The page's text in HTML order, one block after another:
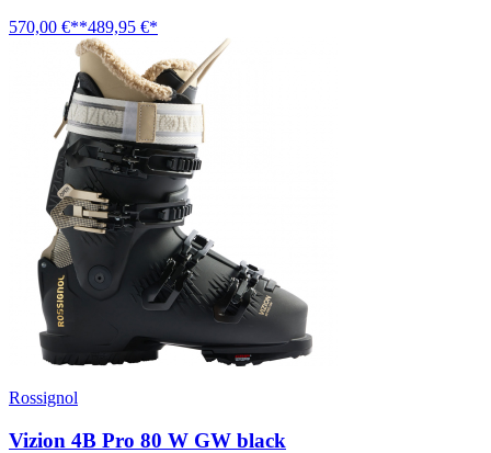
570,00 €**489,95 €*
Rossignol
Vizion 4B Pro 80 W GW black